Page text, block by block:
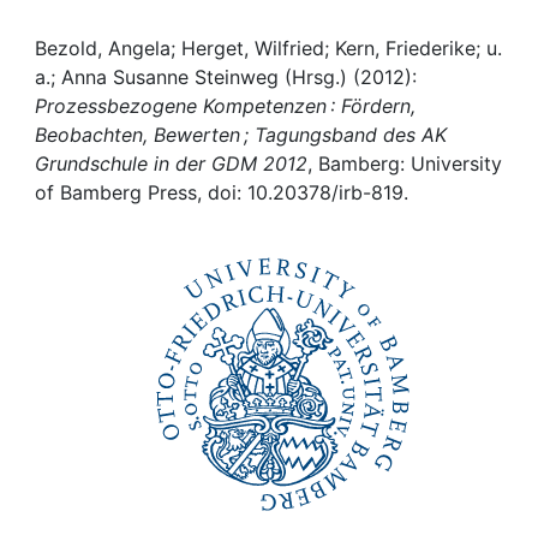
My FIS
Help
Bezold, Angela; Herget, Wilfried; Kern, Friederike; u.
a.; Anna Susanne Steinweg (Hrsg.) (2012):
Prozessbezogene Kompetenzen : Fördern,
Beobachten, Bewerten ; Tagungsband des AK
Grundschule in der GDM 2012, Bamberg: University
of Bamberg Press, doi: 10.20378/irb-819.